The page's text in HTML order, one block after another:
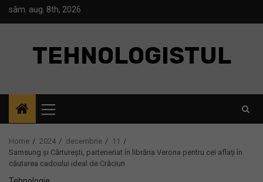
Skipsâm. aug. 8th, 2026
TEHNOLOGISTUL
Menu
Home 2024 decembrie
11
Samsung și Cărturești, parteneriat în librăria Verona pentru cei aflați în
căutarea cadoului ideal de Crăciun